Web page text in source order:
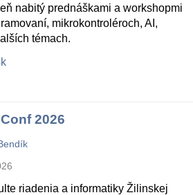
nabitý prednáškami a workshopmi
mikrokontroléroch, AI,
témach.
2026
riadenia a informatiky Žilinskej